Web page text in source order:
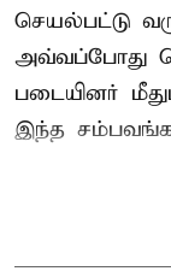
செயல்பட்டு
அவ்வப்போது
படையினர்
இந்த